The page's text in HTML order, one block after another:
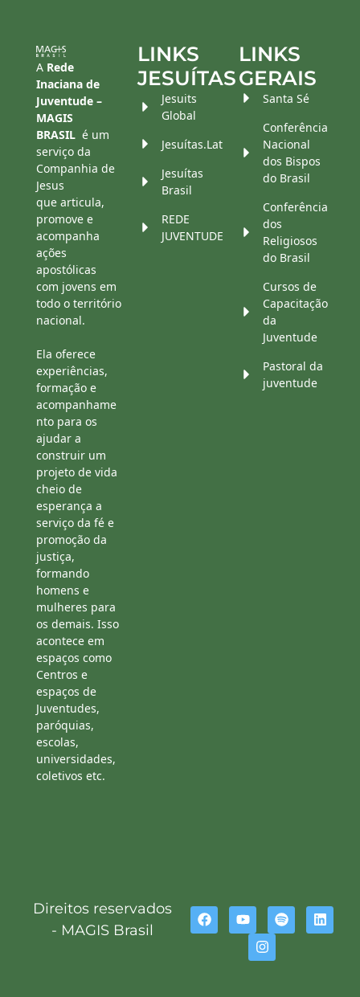
A Rede
Inaciana de
Juventude –
MAGIS
BRASIL é um
serviço da
Companhia de
Jesus
que articula,
promove e
acompanha
ações
apostólicas
com jovens em
todo o território
nacional.
Ela oferece
experiências,
formação e
acompanhame
nto para os
ajudar a
construir um
projeto de vida
cheio de
esperança a
serviço da fé e
promoção da
justiça,
formando
homens e
mulheres para
os demais. Isso
acontece em
espaços como
Centros e
espaços de
Juventudes,
paróquias,
escolas,
universidades,
coletivos etc.
LINKS
JESUÍTAS
Jesuits
Global
Jesuítas.Lat
Jesuítas
Brasil
REDE
JUVENTUDE
LINKS
GERAIS
Santa Sé
Conferência
Nacional
dos Bispos
do Brasil
Conferência
dos
Religiosos
do Brasil
Cursos de
Capacitação
da
Juventude
Pastoral da
juventude
Direitos reservados
- MAGIS Brasil